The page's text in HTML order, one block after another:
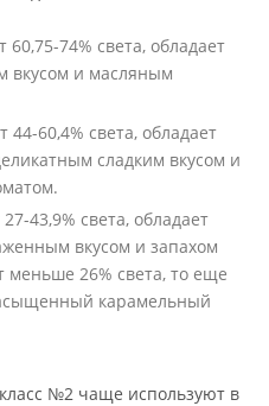
74% света, обладает
вкусом и масляным
60,4% света, обладает
сладким вкусом и
43,9% света, обладает
вкусом и запахом
меньше 26% света, то еще
карамельный
№2 чаще используют в